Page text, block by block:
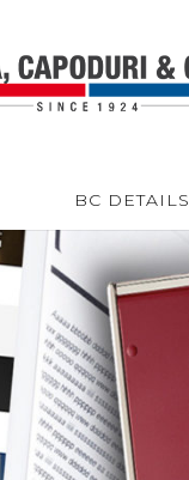
BC DETAILS